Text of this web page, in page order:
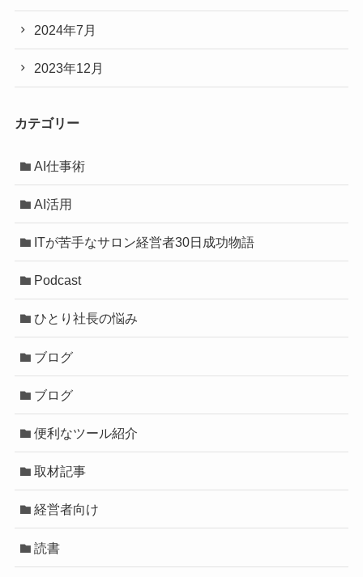
2024年7月
2023年12月
カテゴリー
AI仕事術
AI活用
ITが苦手なサロン経営者30日成功物語
Podcast
ひとり社長の悩み
ブログ
ブログ
便利なツール紹介
取材記事
経営者向け
読書